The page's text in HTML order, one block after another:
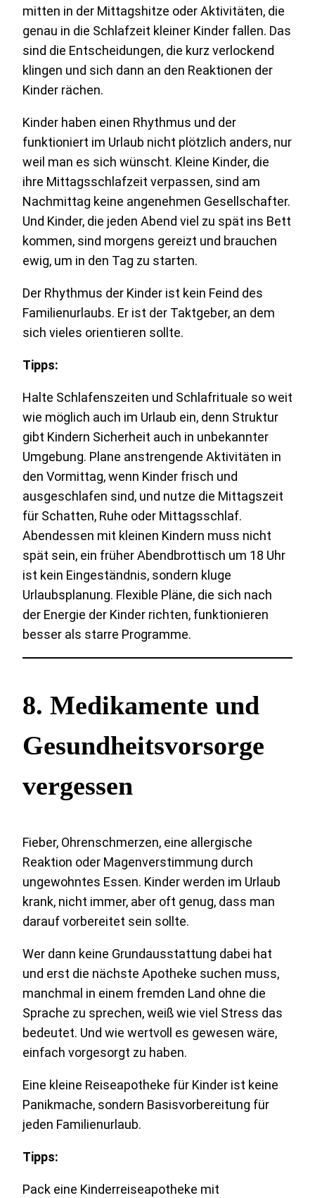
mitten in der Mittagshitze oder Aktivitäten, die
genau in die Schlafzeit kleiner Kinder fallen. Das
sind die Entscheidungen, die kurz verlockend
klingen und sich dann an den Reaktionen der
Kinder rächen.
Kinder haben einen Rhythmus und der
funktioniert im Urlaub nicht plötzlich anders, nur
weil man es sich wünscht. Kleine Kinder, die
ihre Mittagsschlafzeit verpassen, sind am
Nachmittag keine angenehmen Gesellschafter.
Und Kinder, die jeden Abend viel zu spät ins Bett
kommen, sind morgens gereizt und brauchen
ewig, um in den Tag zu starten.
Der Rhythmus der Kinder ist kein Feind des
Familienurlaubs. Er ist der Taktgeber, an dem
sich vieles orientieren sollte.
Tipps:
Halte Schlafenszeiten und Schlafrituale so weit
wie möglich auch im Urlaub ein, denn Struktur
gibt Kindern Sicherheit auch in unbekannter
Umgebung. Plane anstrengende Aktivitäten in
den Vormittag, wenn Kinder frisch und
ausgeschlafen sind, und nutze die Mittagszeit
für Schatten, Ruhe oder Mittagsschlaf.
Abendessen mit kleinen Kindern muss nicht
spät sein, ein früher Abendbrottisch um 18 Uhr
ist kein Eingeständnis, sondern kluge
Urlaubsplanung. Flexible Pläne, die sich nach
der Energie der Kinder richten, funktionieren
besser als starre Programme.
8. Medikamente und
Gesundheitsvorsorge
vergessen
Fieber, Ohrenschmerzen, eine allergische
Reaktion oder Magenverstimmung durch
ungewohntes Essen. Kinder werden im Urlaub
krank, nicht immer, aber oft genug, dass man
darauf vorbereitet sein sollte.
Wer dann keine Grundausstattung dabei hat
und erst die nächste Apotheke suchen muss,
manchmal in einem fremden Land ohne die
Sprache zu sprechen, weiß wie viel Stress das
bedeutet. Und wie wertvoll es gewesen wäre,
einfach vorgesorgt zu haben.
Eine kleine Reiseapotheke für Kinder ist keine
Panikmache, sondern Basisvorbereitung für
jeden Familienurlaub.
Tipps:
Pack eine Kinderreiseapotheke mit